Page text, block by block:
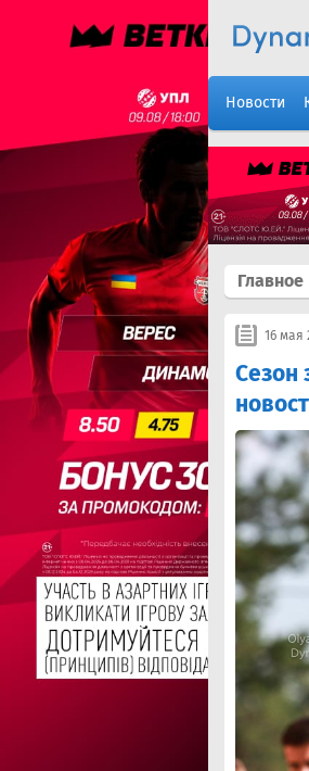
Новости
Главное
16 мая
Сезон